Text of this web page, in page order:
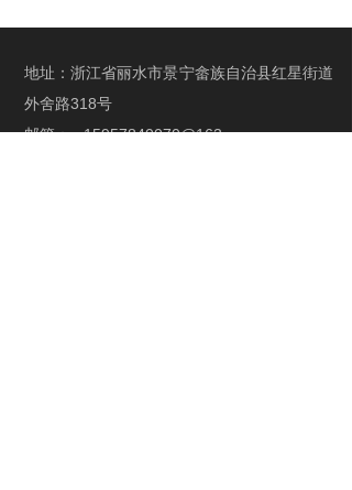
地址：浙江省丽水市景宁畲族自治县红星街道
外舍路318号
邮箱：m15957840070@163.com